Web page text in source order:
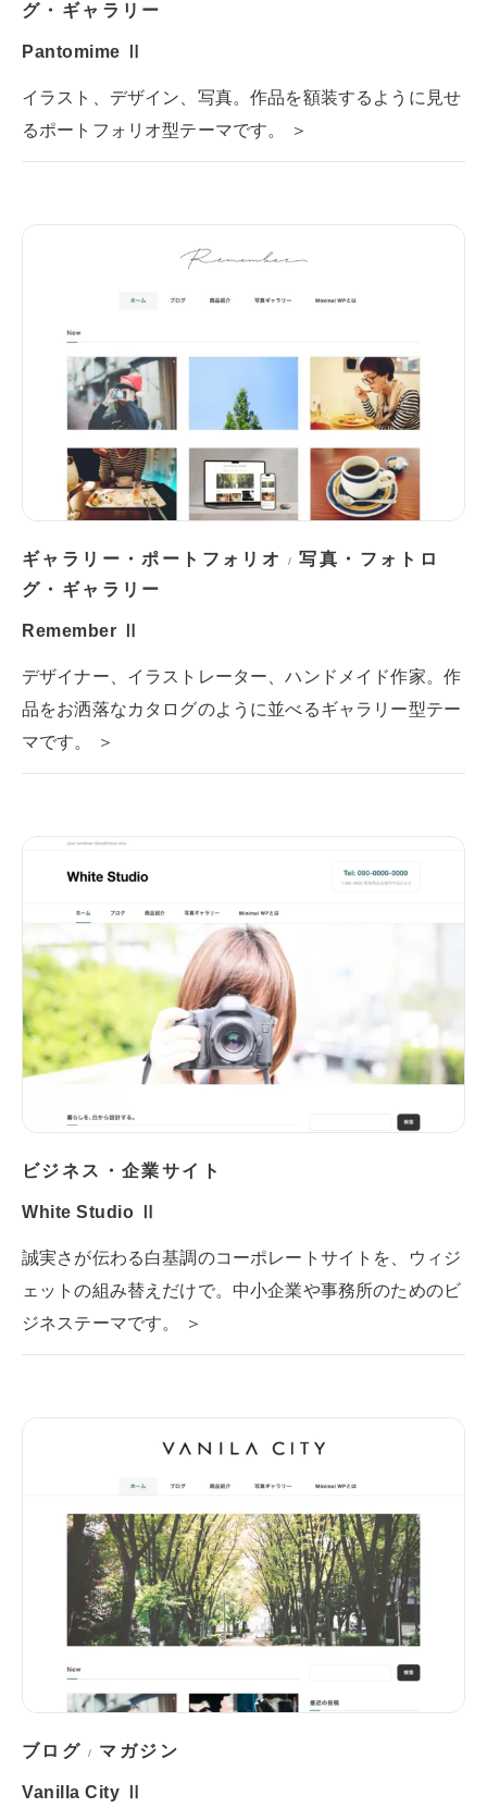
グ・ギャラリー
Pantomime Ⅱ
イラスト、デザイン、写真。作品を額装するように見せ
るポートフォリオ型テーマです。 ＞
ギャラリー・ポートフォリオ /写真・フォトロ
グ・ギャラリー
Remember Ⅱ
デザイナー、イラストレーター、ハンドメイド作家。作
品をお洒落なカタログのように並べるギャラリー型テー
マです。 ＞
ビジネス・企業サイト
White Studio Ⅱ
誠実さが伝わる白基調のコーポレートサイトを、ウィジ
ェットの組み替えだけで。中小企業や事務所のためのビ
ジネステーマです。 ＞
ブログ / マガジン
Vanilla City Ⅱ